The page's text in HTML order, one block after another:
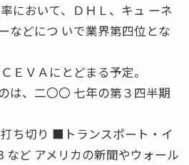
において、ＤＨＬ、キュ ーネ
などにつ いで業界第四位とな
ＥＶＡにとどまる予定。
は、二〇〇 七年の第３四半期
ち切り ■トランスポート・イ
など アメリカの新聞やウォール